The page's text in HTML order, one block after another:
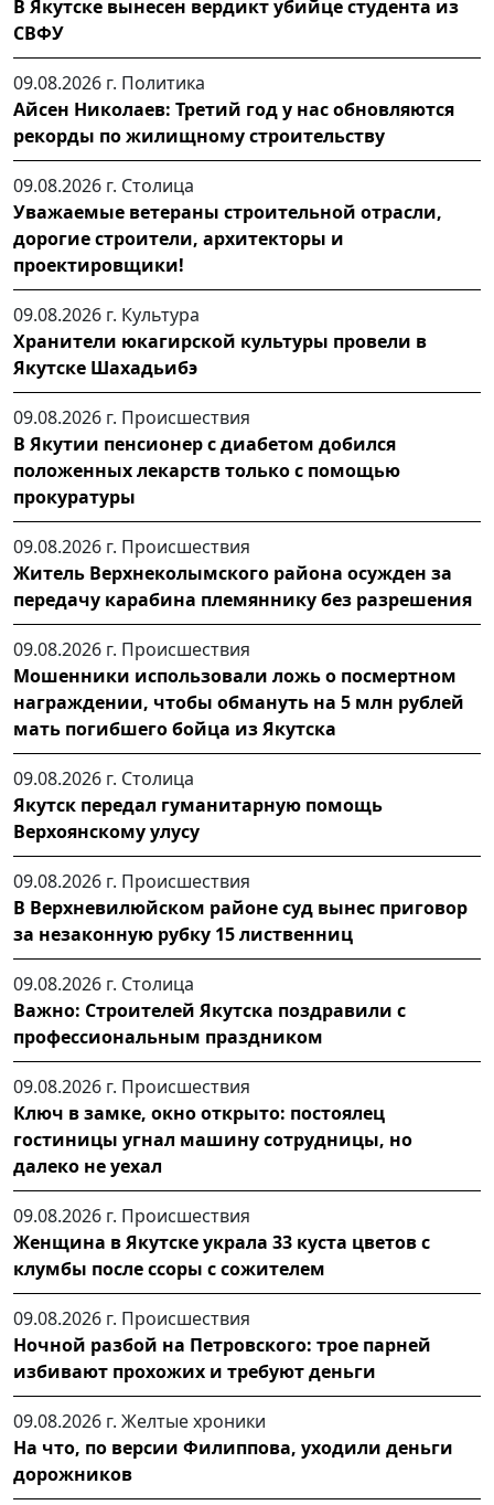
В Якутске вынесен вердикт убийце студента из
СВФУ
09.08.2026 г. Политика
Айсен Николаев: Третий год у нас обновляются
рекорды по жилищному строительству
09.08.2026 г. Столица
Уважаемые ветераны строительной отрасли,
дорогие строители, архитекторы и
проектировщики!
09.08.2026 г. Культура
Хранители юкагирской культуры провели в
Якутске Шахадьибэ
09.08.2026 г. Происшествия
В Якутии пенсионер с диабетом добился
положенных лекарств только с помощью
прокуратуры
09.08.2026 г. Происшествия
Житель Верхнеколымского района осужден за
передачу карабина племяннику без разрешения
09.08.2026 г. Происшествия
Мошенники использовали ложь о посмертном
награждении, чтобы обмануть на 5 млн рублей
мать погибшего бойца из Якутска
09.08.2026 г. Столица
Якутск передал гуманитарную помощь
Верхоянскому улусу
09.08.2026 г. Происшествия
В Верхневилюйском районе суд вынес приговор
за незаконную рубку 15 лиственниц
09.08.2026 г. Столица
Важно: Строителей Якутска поздравили с
профессиональным праздником
09.08.2026 г. Происшествия
Ключ в замке, окно открыто: постоялец
гостиницы угнал машину сотрудницы, но
далеко не уехал
09.08.2026 г. Происшествия
Женщина в Якутске украла 33 куста цветов с
клумбы после ссоры с сожителем
09.08.2026 г. Происшествия
Ночной разбой на Петровского: трое парней
избивают прохожих и требуют деньги
09.08.2026 г. Желтые хроники
На что, по версии Филиппова, уходили деньги
дорожников